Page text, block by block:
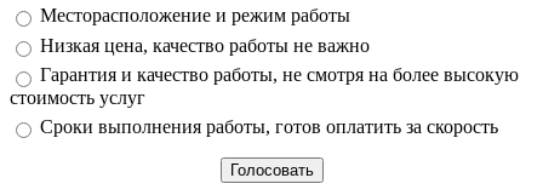
Варианты
Месторасположение и режим работы
Низкая цена, качество работы не важно
Гарантия и качество работы, не смотря на более высокую
стоимость услуг
Сроки выполнения работы, готов оплатить за скорость